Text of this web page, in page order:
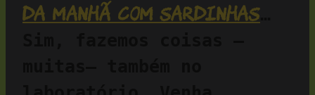
da manhã com sardinhas